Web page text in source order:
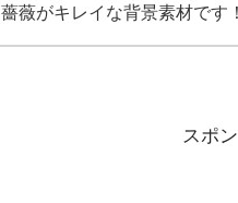
薔薇がキレイな背景素材です！
スポ